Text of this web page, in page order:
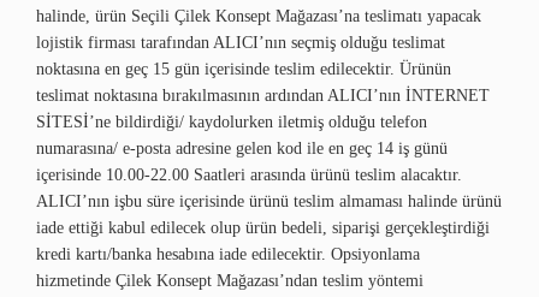
halinde, ürün Seçili Çilek Konsept Mağazası’na teslimatı yapacak
lojistik firması tarafından ALICI’nın seçmiş olduğu teslimat
noktasına en geç 15 gün içerisinde teslim edilecektir. Ürünün
teslimat noktasına bırakılmasının ardından ALICI’nın İNTERNET
SİTESİ’ne bildirdiği/ kaydolurken iletmiş olduğu telefon
numarasına/ e-posta adresine gelen kod ile en geç 14 iş günü
içerisinde 10.00-22.00 Saatleri arasında ürünü teslim alacaktır.
ALICI’nın işbu süre içerisinde ürünü teslim almaması halinde ürünü
iade ettiği kabul edilecek olup ürün bedeli, siparişi gerçekleştirdiği
kredi kartı/banka hesabına iade edilecektir. Opsiyonlama
hizmetinde Çilek Konsept Mağazası’ndan teslim yöntemi